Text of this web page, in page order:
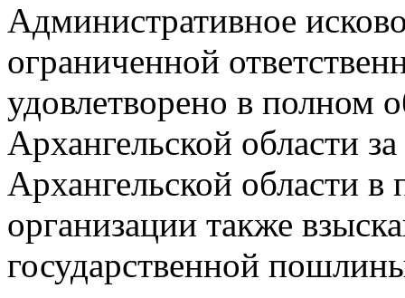
Административное
ограниченной
удовлетворено в полном
Архангельской области
Архангельской области в
организации также
государственной